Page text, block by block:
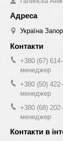
Україна
+380 (67)
менеджер
+380 (50)
менеджер
+380 (68)
менеджер